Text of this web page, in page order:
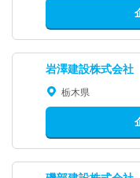
岩澤建設株式会社
栃木県